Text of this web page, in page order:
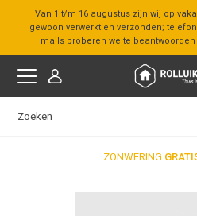
Van 1 t/m 16 augustus zijn wij op
gewoon verwerkt en verzonden;
mails proberen we te
ZONWERING